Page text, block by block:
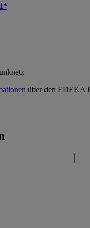
über den EDEKA